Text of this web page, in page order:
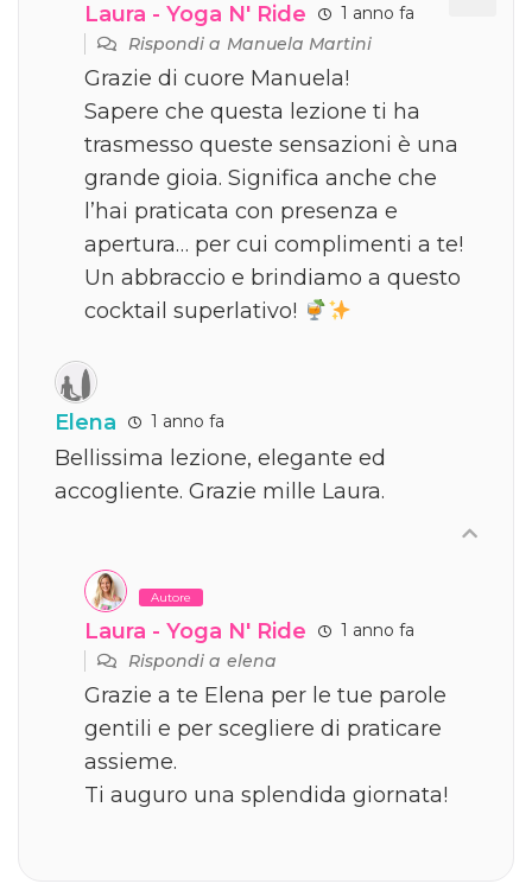
Laura - Yoga N' Ride
1 anno fa
Rispondi aManuela Martini
Grazie di cuore Manuela!
Sapere che questa lezione ti ha
trasmesso queste sensazioni è una
grande gioia. Significa anche che
l’hai praticata con presenza e
apertura… per cui complimenti a te!
Un abbraccio e brindiamo a questo
cocktail superlativo!
Elena 1 anno fa
Bellissima lezione, elegante ed
accogliente. Grazie mille Laura.
Autore
Laura - Yoga N' Ride
1 anno fa
Rispondi aelena
Grazie a te Elena per le tue parole
gentili e per scegliere di praticare
assieme.
Ti auguro una splendida giornata!